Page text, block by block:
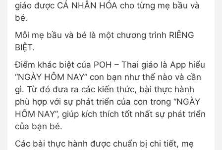
giáo được CÁ NHÂN HÓA cho từng mẹ bầu và
bé.
Mỗi mẹ bầu và bé là một chương trình RIÊNG
BIỆT.
Điểm khác biệt của POH – Thai giáo là App hiểu
“NGÀY HÔM NAY” con bạn như thế nào và cần
gì. Từ đó đưa ra các kiến thức, bài thực hành
phù hợp với sự phát triển của con trong “NGÀY
HÔM NAY”, giúp kích thích tốt nhất sự phát triển
của bạn bé.
Các bài thực hành được chuẩn bị chi tiết, mẹ